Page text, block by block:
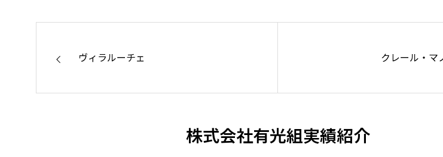
ヴィラルーチェ クレール・マ
株式会社有光組実績紹介